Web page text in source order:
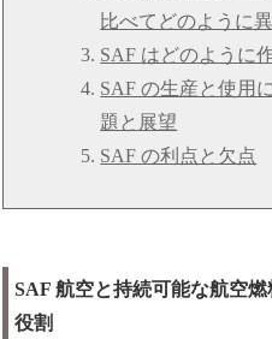
比べてどのように
SAF はどのように
SAF の生産と使用
題と展望
SAF の利点と欠点
SAF 航空と持続可能な航空燃
役割